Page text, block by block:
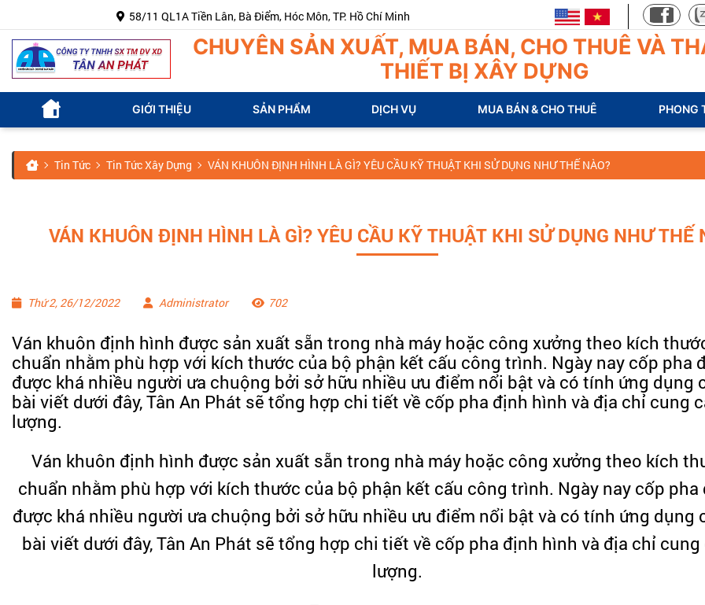
58/11 QL1A Tiền Lân, Bà Điểm, Hóc Môn, TP. Hồ Chí Minh
CHUYÊN SẢN XUẤT, MUA BÁN, CHO THUÊ VÀ
THIẾT BỊ XÂY DỰNG
GIỚI THIỆU SẢN PHẨM DỊCH VỤ MUA BÁN & CHO THUÊ PHONG
Tin Tức Tin Tức Xây Dựng VÁN KHUÔN ĐỊNH HÌNH LÀ GÌ? YÊU CẦU KỸ THUẬT KHI SỬ DỤNG NHƯ THẾ NÀO?
VÁN KHUÔN ĐỊNH HÌNH LÀ GÌ? YÊU CẦU KỸ THUẬT KHI SỬ DỤNG NHƯ THẾ
Thứ 2, 26/12/2022 Administrator 702
Ván khuôn định hình được sản xuất sẵn trong nhà máy hoặc công xưởng theo kích
chuẩn nhằm phù hợp với kích thước của bộ phận kết cấu công trình. Ngày nay cốp pha
được khá nhiều người ưa chuộng bởi sở hữu nhiều ưu điểm nổi bật và có tính ứng dụng
bài viết dưới đây, Tân An Phát sẽ tổng hợp chi tiết về cốp pha định hình và địa chỉ cung
lượng.
Ván khuôn định hình được sản xuất sẵn trong nhà máy hoặc công xưởng theo kích
chuẩn nhằm phù hợp với kích thước của bộ phận kết cấu công trình. Ngày nay cốp pha
được khá nhiều người ưa chuộng bởi sở hữu nhiều ưu điểm nổi bật và có tính ứng dụng
bài viết dưới đây, Tân An Phát sẽ tổng hợp chi tiết về cốp pha định hình và địa chỉ
lượng.